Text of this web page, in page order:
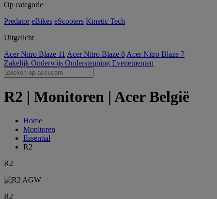
Op categorie
Predator eBikes eScooters Kinetic Tech
Uitgelicht
Acer Nitro Blaze 11 Acer Nitro Blaze 8 Acer Nitro Blaze 7
Zakelijk Onderwijs Ondersteuning Evenementen
R2 | Monitoren | Acer België
Home
Monitoren
Essential
R2
R2
R2